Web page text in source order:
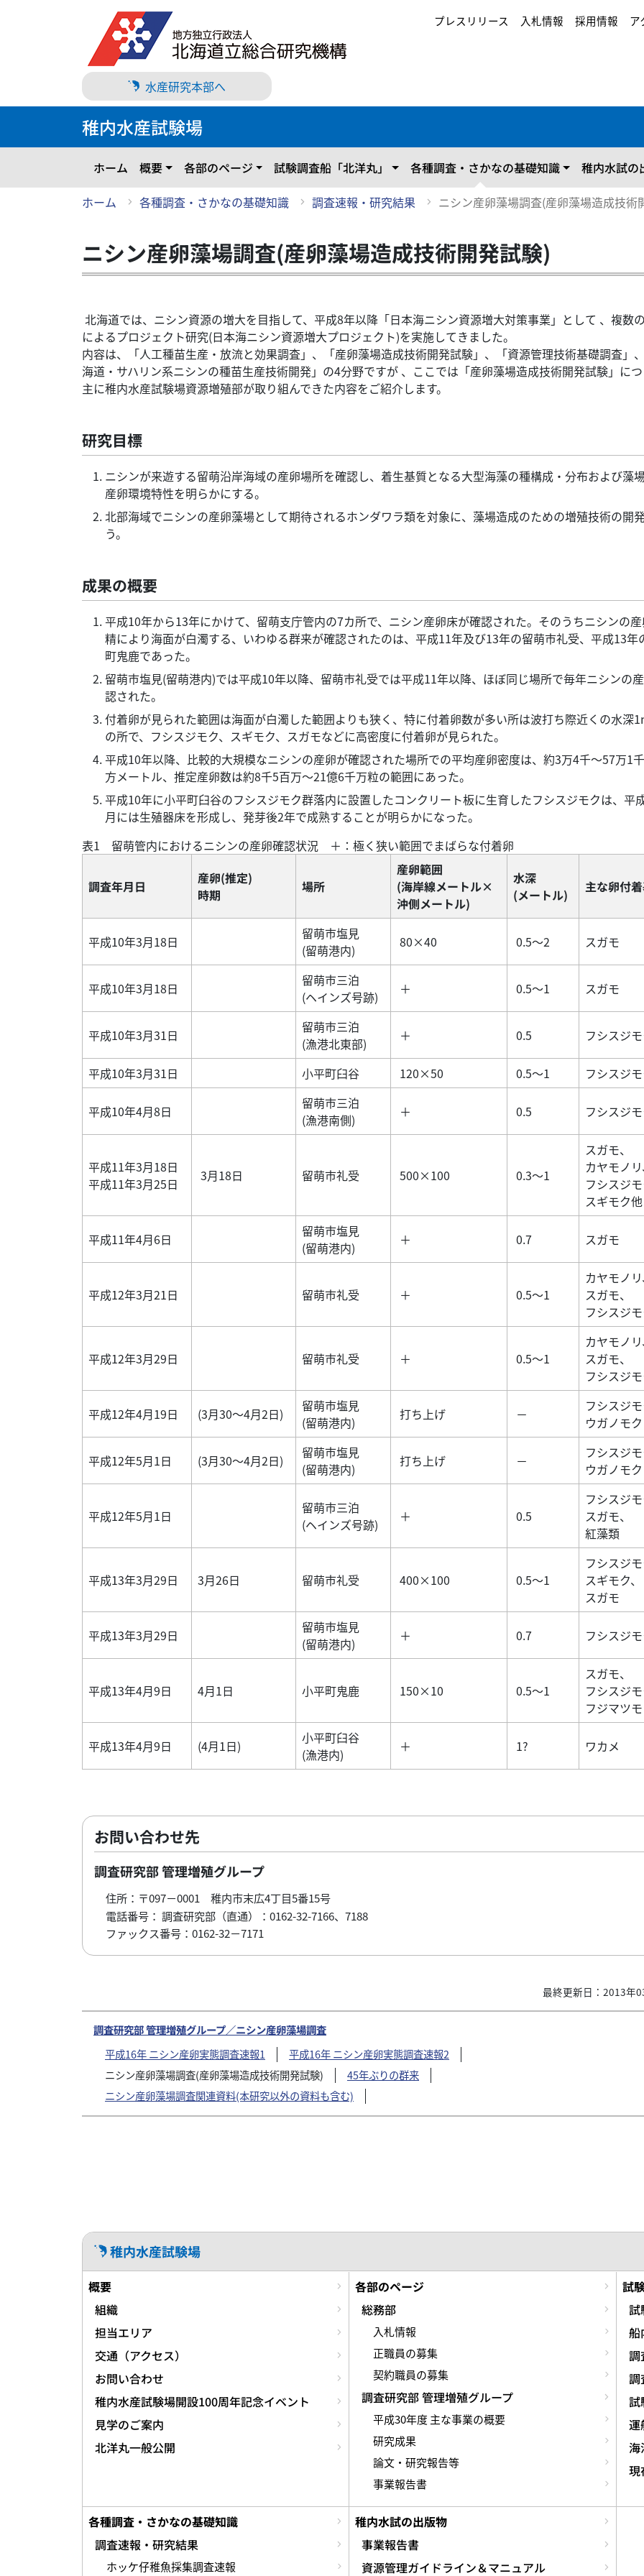
ン
に
プレスリリース 入札情報 採用情報 ア
水産研究本部へ
稚内水産試験場
ホーム 概要 各部のページ 試験調査船「北洋丸」 各種調査・さかなの基礎知識
稚内水試の
ホーム
各種調査・さかなの基礎知識 調査速報・研究結果 ニシン産卵藻場調査(産卵藻場造成技術
ニシン産卵藻場調査(産卵藻場造成技術開発試験)
北海道では、ニシン資源の増大を目指して、平成8年以降「日本海ニシン資源増大対策事業」として 、複数
によるプロジェクト研究(日本海ニシン資源増大プロジェクト)を実施してきました。
内容は、「人工種苗生産・放流と効果調査」、「産卵藻場造成技術開発試験」、「資源管理技術基礎調査」
海道・サハリン系ニシンの種苗生産技術開発」の4分野ですが 、ここでは「産卵藻場造成技術開発試験」に
主に稚内水産試験場資源増殖部が取り組んできた内容をご紹介します。
研究目標
ニシンが来遊する留萌沿岸海域の産卵場所を確認し、着生基質となる大型海藻の種構成・分布および藻
産卵環境特性を明らかにする。
北部海域でニシンの産卵藻場として期待されるホンダワラ類を対象に、藻場造成のための増殖技術の開
う。
成果の概要
平成10年から13年にかけて、留萌支庁管内の7カ所で、ニシン産卵床が確認された。そのうちニシンの
精により海面が白濁する、いわゆる群来が確認されたのは、平成11年及び13年の留萌市礼受、平成13年
町鬼鹿であった。
留萌市塩見(留萌港内)では平成10年以降、留萌市礼受では平成11年以降、ほぼ同じ場所で毎年ニシンの
認された。
付着卵が見られた範囲は海面が白濁した範囲よりも狭く、特に付着卵数が多い所は波打ち際近くの水深
の所で、フシスジモク、スギモク、スガモなどに高密度に付着卵が見られた。
平成10年以降、比較的大規模なニシンの産卵が確認された場所での平均産卵密度は、約3万4千～57万1
方メートル、推定産卵数は約8千5百万～21億6千万粒の範囲にあった。
平成10年に小平町臼谷のフシスジモク群落内に設置したコンクリート板に生育したフシスジモクは、平
月には生殖器床を形成し、発芽後2年で成熟することが明らかになった。
表1 留萌管内におけるニシンの産卵確認状況 ＋：極く狭い範囲でまばらな付着卵
調査年月日
産卵(推定)
時期
場所
産卵範囲
(海岸線メートル×
沖側メートル)
水深
(メートル)
主な卵付
平成10年3月18日
留萌市塩見
(留萌港内)
80×40 0.5～2 スガモ
平成10年3月18日
留萌市三泊
(ヘインズ号跡)
＋ 0.5～1 スガモ
平成10年3月31日
留萌市三泊
(漁港北東部)
＋ 0.5 フシスジ
平成10年3月31日 小平町臼谷 120×50 0.5～1 フシスジ
平成10年4月8日
留萌市三泊
(漁港南側)
＋ 0.5 フシスジ
平成11年3月18日
平成11年3月25日
3月18日 留萌市礼受 500×100 0.3～1
スガモ、
カヤモノ
フシスジ
スギモク他
平成11年4月6日
留萌市塩見
(留萌港内)
＋ 0.7 スガモ
平成12年3月21日 留萌市礼受 ＋ 0.5～1
カヤモノ
スガモ、
フシスジ
平成12年3月29日 留萌市礼受 ＋ 0.5～1
カヤモノ
スガモ、
フシスジ
平成12年4月19日 (3月30～4月2日)
留萌市塩見
(留萌港内)
打ち上げ －
フシスジ
ウガノモク
平成12年5月1日 (3月30～4月2日)
留萌市塩見
(留萌港内)
打ち上げ －
フシスジ
ウガノモク
平成12年5月1日
留萌市三泊
(ヘインズ号跡)
＋ 0.5
フシスジ
スガモ、
紅藻類
平成13年3月29日 3月26日 留萌市礼受 400×100 0.5～1
フシスジ
スギモク、
スガモ
平成13年3月29日
留萌市塩見
(留萌港内)
＋ 0.7 フシスジ
平成13年4月9日 4月1日 小平町鬼鹿 150×10 0.5～1
スガモ、
フシスジ
フジマツモ
平成13年4月9日 (4月1日)
小平町臼谷
(漁港内)
＋ 1? ワカメ
お問い合わせ先
調査研究部 管理増殖グループ
住所：〒097－0001 稚内市末広4丁目5番15号
電話番号： 調査研究部（直通）：0162-32-7166、7188
ファックス番号：0162-32－7171
最終更新日：2013年
調査研究部 管理増殖グループ／ニシン産卵藻場調査
平成16年 ニシン産卵実態調査速報1
平成16年 ニシン産卵実態調査速報2
ニシン産卵藻場調査(産卵藻場造成技術開発試験)
45年ぶりの群来
ニシン産卵藻場調査関連資料(本研究以外の資料も含む)
稚内水産試験場
概要
組織
担当エリア
交通（アクセス）
お問い合わせ
稚内水産試験場開設100周年記念イベント
見学のご案内
北洋丸一般公開
各部のページ
総務部
入札情報
正職員の募集
契約職員の募集
調査研究部 管理増殖グループ
平成30年度 主な事業の概要
研究成果
論文・研究報告等
事業報告書
試
試
船
調
調
試
運
海
現
各種調査・さかなの基礎知識
調査速報・研究結果
ホッケ仔稚魚採集調査速報
稚内水試の出版物
事業報告書
資源管理ガイドライン＆マニュアル